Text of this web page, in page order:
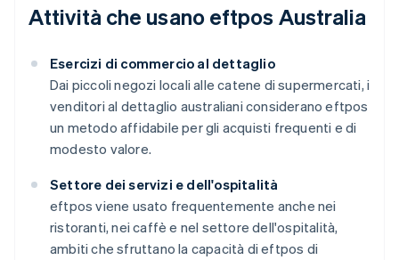
Attività che usano eftpos Australia
Esercizi di commercio al dettaglio
Dai piccoli negozi locali alle catene di supermercati, i
venditori al dettaglio australiani considerano eftpos
un metodo affidabile per gli acquisti frequenti e di
modesto valore.
Settore dei servizi e dell'ospitalità
eftpos viene usato frequentemente anche nei
ristoranti, nei caffè e nel settore dell'ospitalità,
ambiti che sfruttano la capacità di eftpos di